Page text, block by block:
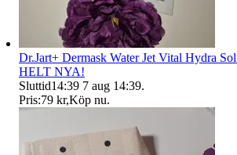
Dr.Jart+ Dermask Water Jet Vital Hydra
HELT NYA!
Sluttid14:39 7 aug 14:39.
Pris:79 kr,Köp nu.